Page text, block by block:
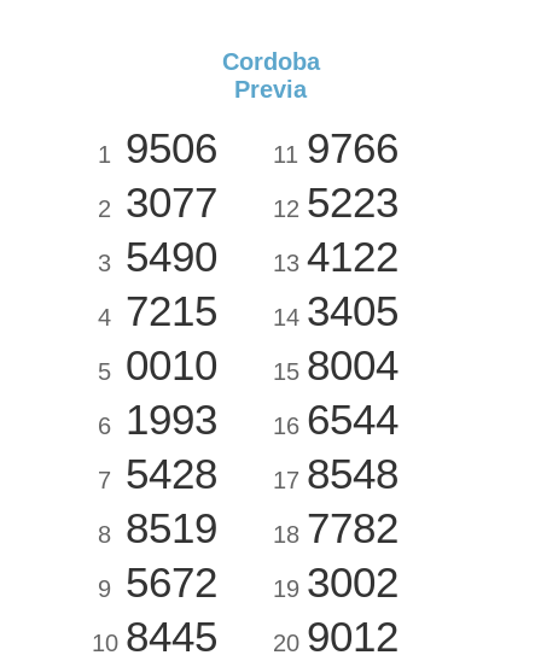
Cordoba
Previa
1 9506
2 3077
3 5490
4 7215
5 0010
6 1993
7 5428
8 8519
9 5672
10 8445
11 9766
12 5223
13 4122
14 3405
15 8004
16 6544
17 8548
18 7782
19 3002
20 9012